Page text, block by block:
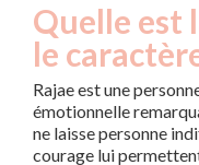
Quelle est
le
Rajae est une
émotionnelle
ne laisse personne
courage lui